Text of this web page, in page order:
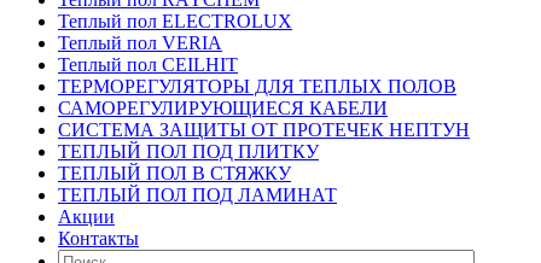
Теплый пол ELECTROLUX
Теплый пол VERIA
Теплый пол CEILHIT
ТЕРМОРЕГУЛЯТОРЫ ДЛЯ ТЕПЛЫХ ПОЛОВ
САМОРЕГУЛИРУЮЩИЕСЯ КАБЕЛИ
СИСТЕМА ЗАЩИТЫ ОТ ПРОТЕЧЕК НЕПТУН
ТЕПЛЫЙ ПОЛ ПОД ПЛИТКУ
ТЕПЛЫЙ ПОЛ В СТЯЖКУ
ТЕПЛЫЙ ПОЛ ПОД ЛАМИНАТ
Акции
Контакты